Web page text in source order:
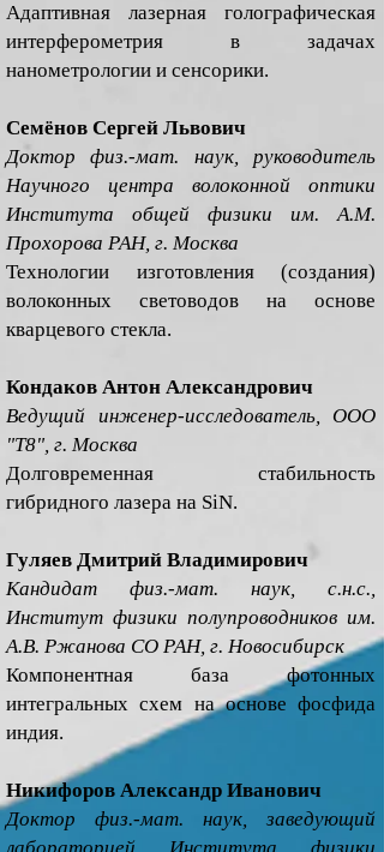
Адаптивная лазерная голографическая
интерферометрия в задачах
нанометрологии и сенсорики.
Семёнов Сергей Львович
Доктор физ.-мат. наук, руководитель
Научного центра волоконной оптики
Института общей физики им. А.М.
Прохорова РАН, г. Москва
Технологии изготовления (создания)
волоконных световодов на основе
кварцевого стекла.
Кондаков Антон Александрович
Ведущий инженер-исследователь, ООО
"Т8", г. Москва
Долговременная стабильность
гибридного лазера на SiN.
Гуляев Дмитрий Владимирович
Кандидат физ.-мат. наук, с.н.с.,
Институт физики полупроводников им.
А.В. Ржанова СО РАН, г. Новосибирск
Компонентная база фотонных
интегральных схем на основе фосфида
индия.
Никифоров Александр Иванович
Доктор физ.-мат. наук, заведующий